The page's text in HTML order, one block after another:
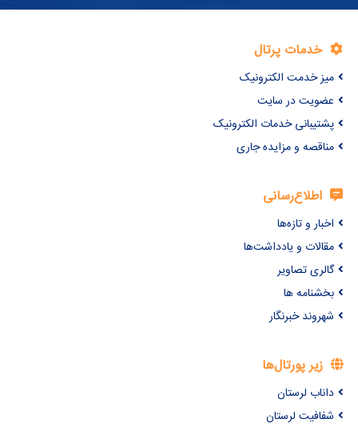
خدمات پرتال
میز خدمت الکترونیک
عضویت در سایت
پشتیبانی خدمات الکترونیک
مناقصه و مزایده جاری
اطلاع‌رسانی
اخبار و تازه‌ها
مقالات و یادداشت‌ها
گالری تصاویر
بخشنامه ها
شهروند خبرنگار
زیر پورتال‌ها
داناب لرستان
شفافیت لرستان